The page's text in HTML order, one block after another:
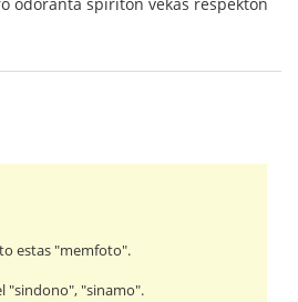
estas "memfoto".
"sindono", "sinamo".